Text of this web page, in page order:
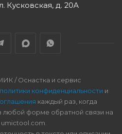
Кусковская, д. 20А
/ Оснастка и сервис
политики конфиденциальности и
каждый раз, когда
любой форме обратной связи на
umictool.com.